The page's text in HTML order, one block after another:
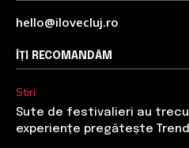
hello@ilovecluj.ro
ÎȚI RECOMANDĂM
Stiri
Sute de festivalieri au
experiențe pregătește